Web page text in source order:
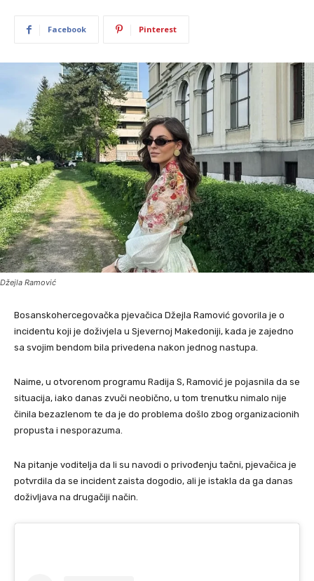
Facebook Pinterest
Džejla Ramović
Bosanskohercegovačka pjevačica Džejla Ramović govorila je o
incidentu koji je doživjela u Sjevernoj Makedoniji, kada je zajedno
sa svojim bendom bila privedena nakon jednog nastupa.
Naime, u otvorenom programu Radija S, Ramović je pojasnila da se
situacija, iako danas zvuči neobično, u tom trenutku nimalo nije
činila bezazlenom te da je do problema došlo zbog organizacionih
propusta i nesporazuma.
Na pitanje voditelja da li su navodi o privođenju tačni, pjevačica je
potvrdila da se incident zaista dogodio, ali je istakla da ga danas
doživljava na drugačiji način.